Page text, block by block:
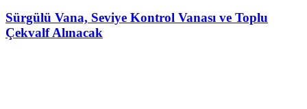
Sürgülü Vana, Seviye Kontrol Vanası ve Toplu
Çekvalf Alınacak